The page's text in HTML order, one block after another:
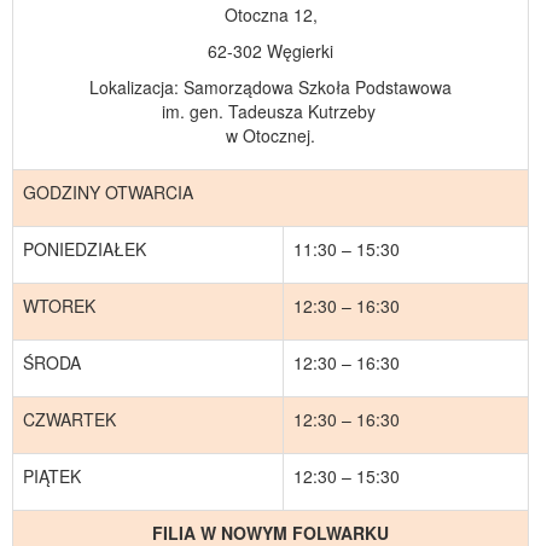
Otoczna 12,
62-302 Węgierki
Lokalizacja: Samorządowa Szkoła Podstawowa
im. gen. Tadeusza Kutrzeby
w Otocznej.
GODZINY OTWARCIA
PONIEDZIAŁEK 11:30 – 15:30
WTOREK 12:30 – 16:30
ŚRODA 12:30 – 16:30
CZWARTEK 12:30 – 16:30
PIĄTEK 12:30 – 15:30
FILIA W NOWYM FOLWARKU